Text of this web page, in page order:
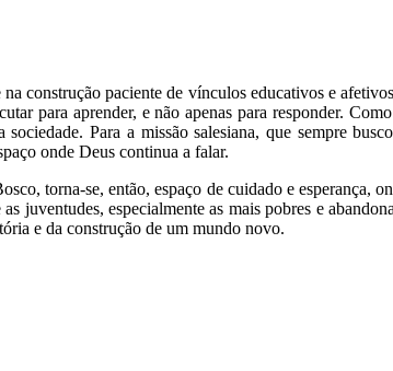
construção paciente de vínculos educativos e
para aprender, e não apenas para responder.
Para a missão salesiana, que sempre
onde Deus continua a falar.
torna-se, então, espaço de cuidado e esperança,
juventudes, especialmente as mais pobres e
e da construção de um mundo novo.